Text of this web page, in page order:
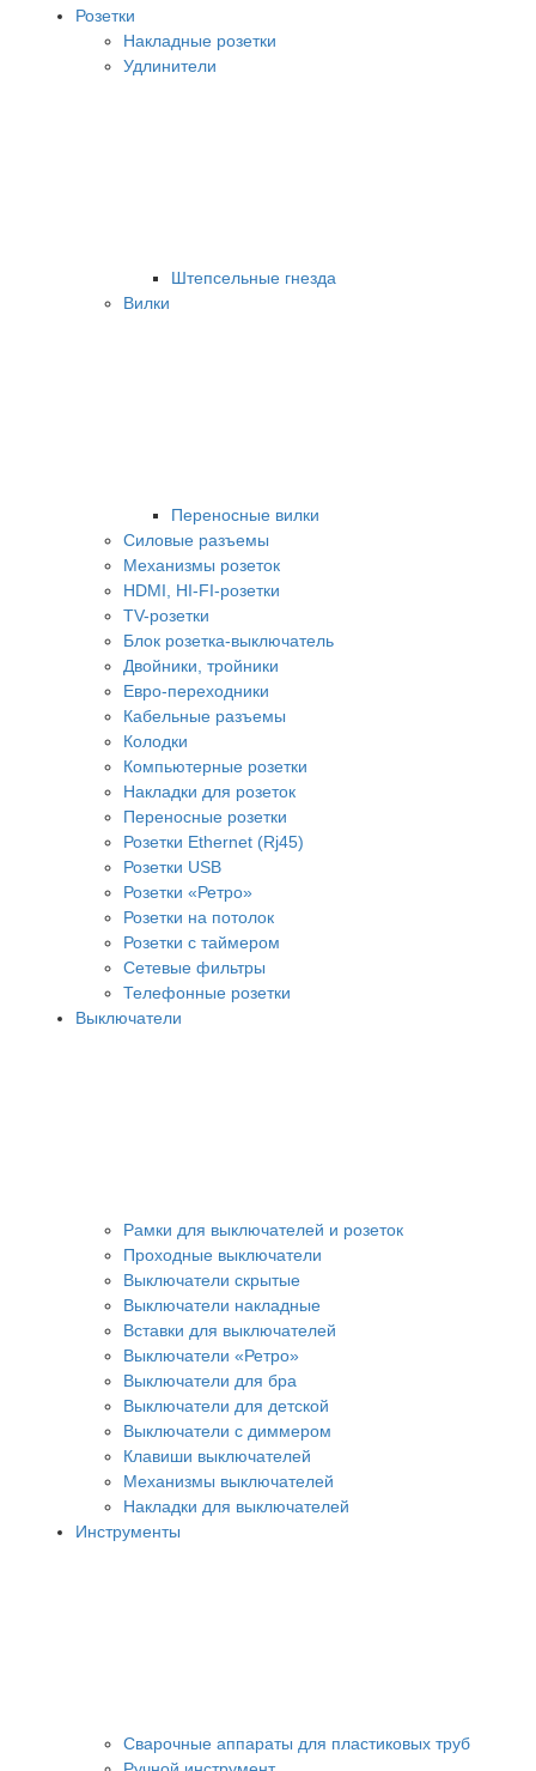
Розетки
Накладные розетки
Удлинители
Штепсельные гнезда
Вилки
Переносные вилки
Силовые разъемы
Механизмы розеток
HDMI, HI-FI-розетки
TV-розетки
Блок розетка-выключатель
Двойники, тройники
Евро-переходники
Кабельные разъемы
Колодки
Компьютерные розетки
Накладки для розеток
Переносные розетки
Розетки Ethernet (Rj45)
Розетки USB
Розетки «Ретро»
Розетки на потолок
Розетки с таймером
Сетевые фильтры
Телефонные розетки
Выключатели
Рамки для выключателей и розеток
Проходные выключатели
Выключатели скрытые
Выключатели накладные
Вставки для выключателей
Выключатели «Ретро»
Выключатели для бра
Выключатели для детской
Выключатели с диммером
Клавиши выключателей
Механизмы выключателей
Накладки для выключателей
Инструменты
Сварочные аппараты для пластиковых труб